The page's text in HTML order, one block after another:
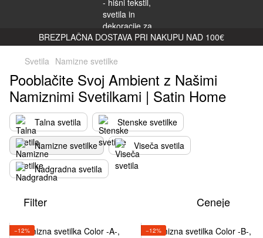
BREZPLAČNA DOSTAVA PRI NAKUPU NAD 100€
Svetila Namizne svetilke
Pooblačite Svoj Ambient z Našimi
Namiznimi Svetilkami | Satin Home
Talna svetila
Stenske svetilke
Namizne svetilke
Viseča svetila
Nadgradna svetila
Filter Ceneje
−12% −12%